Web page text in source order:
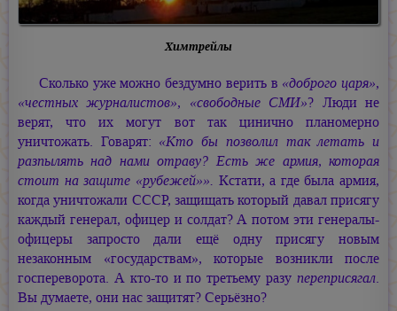
Химтрейлы
Сколько уже можно бездумно верить в «доброго царя»,
«честных журналистов», «свободные СМИ»? Люди не
верят, что их могут вот так цинично планомерно
уничтожать. Говарят: «Кто бы позволил так летать и
разпылять над нами отраву? Есть же армия, которая
стоит на защите «рубежей»». Кстати, а где была армия,
когда уничтожали СССР, защищать который давал присягу
каждый генерал, офицер и солдат? А потом эти генералы-
офицеры запросто дали ещё одну присягу новым
незаконным «государствам», которые возникли после
госпереворота. А кто-то и по третьему разу переприсягал.
Вы думаете, они нас защитят? Серьёзно?